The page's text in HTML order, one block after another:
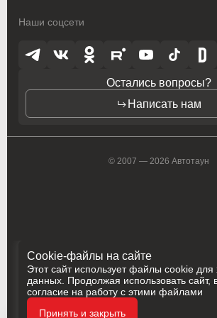
Cookie-файлы на сайте
Этот сайт использует файлы cookie для
данных. Продолжая использовать сайт,
согласие на работу с этими файлами
Принять и закрыть
Наши соцсети
Остались вопросы?
Написать нам
© 2007 — 2026 Автотаун
Политика
Разработка